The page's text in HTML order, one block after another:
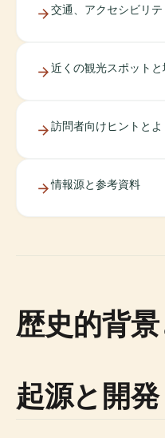
交通、アクセシビリ
近くの観光スポット
訪問者向けヒントとよ
情報源と参考資料
歴史的背
起源と開発